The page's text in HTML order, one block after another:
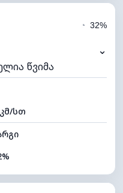
მ
◔ 32%
⌄
წვიმა
სთ